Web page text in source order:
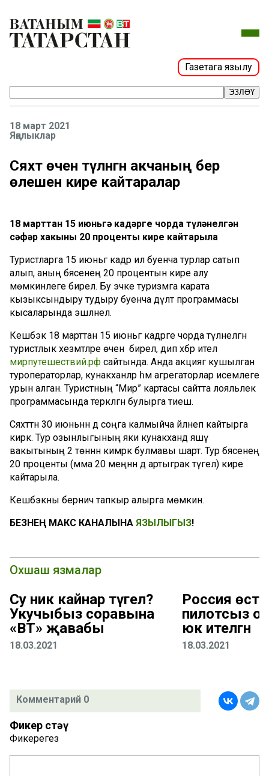
Газетага язылу
ЭЗЛӘҮ
18 март 2021
Яңалыклар
Сәяхәт өчен түләнгән акчаның бер
өлешен кире кайтаралар
18 марттан 15 июньгә кадәрге чорда түләнелгән
сәфәр хакының 20 проценты кире кайтарыла
Туристларга 15 июньгә кадәр ил буенча турлар сатып
алып, аның бәясенең 20 процентын кире алу
мөмкинлеге бирелә. Бу эчке туризмга карата
кызыксындыру тудыру буенча дәүләт программасы
кысаларында эшләнелә.
Кешбэк 18 марттан 15 июньгә кадәрге чорда түләнелгән
туристлык хезмәтләре өчен бирелә, дип хәбәр ителә
мирпутешествий.рф сайтында. Анда акциягә кушылган
туроператорлар, кунакханәләр һәм агрегаторлар исемлеге
урын алган. Туристның “Мир” картасы сайтта лояльлек
программасында теркәлгән булырга тиеш.
Сәяхәттән 30 июньнән дә соңга калмыйча әйләнеп кайтырга
кирәк. Тур озынлыгының яки кунакханәдә яшәү
вакытының 2 төннән кимрәк булмавы шарт. Тур бәясенең
20 проценты (әмма 20 меңнән дә артыграк түгел) кире
кайтарыла.
Кешбэкны берничә тапкыр алырга мөмкин.
БЕЗНЕҢ МАКС КАНАЛЫНА ЯЗЫЛЫГЫЗ!
Охшаш язмалар
Су ник кайнар түгел?
Укучыбыз соравына
«ВТ» җавабы
18.03.2021
Россия
пилотсыз
юк ителгән
18.03.2021
Комментарий 0
Фикер өстәү
Фикерегез